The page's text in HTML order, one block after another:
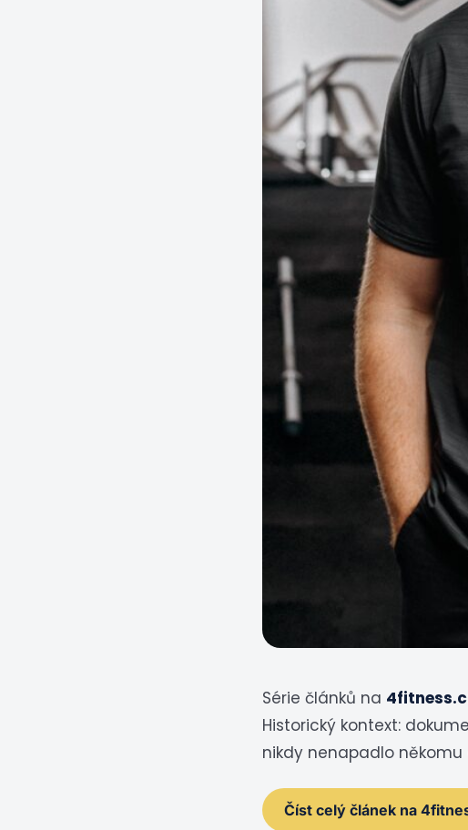
Série článků na
Historický kontext:
nikdy nenapadlo někomu
Číst celý článek na